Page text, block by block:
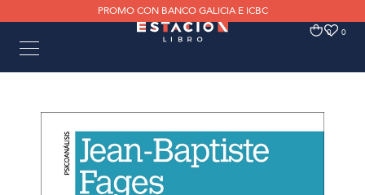
PROMO CON BANCO GALICIA E ICBC
0 0